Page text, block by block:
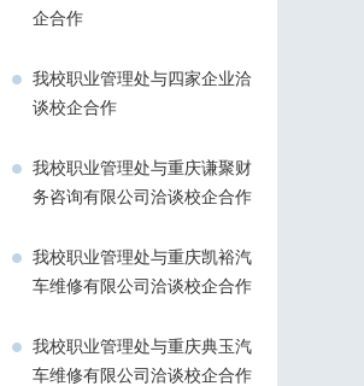
企合作
我校职业管理处与四家企业洽
谈校企合作
我校职业管理处与重庆谦聚财
务咨询有限公司洽谈校企合作
我校职业管理处与重庆凯裕汽
车维修有限公司洽谈校企合作
我校职业管理处与重庆典玉汽
车维修有限公司洽谈校企合作